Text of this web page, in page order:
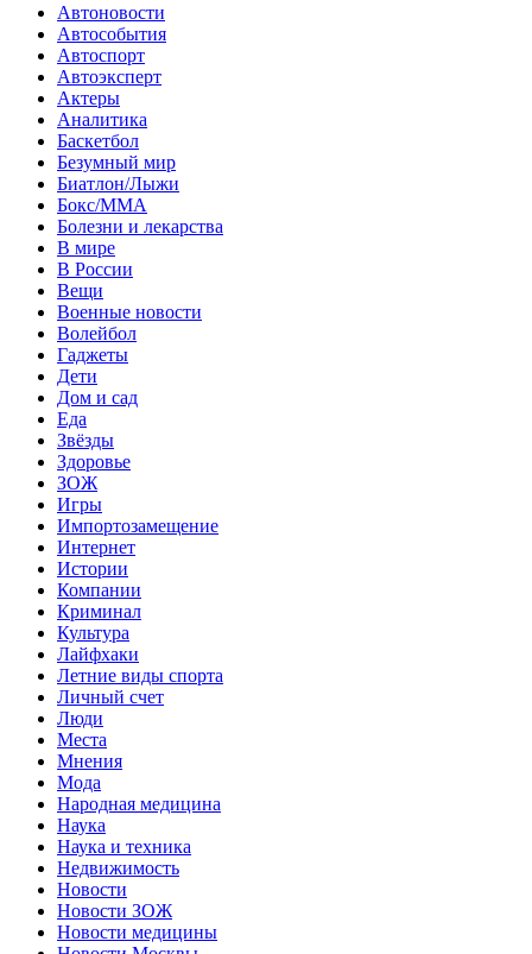
Автоновости
Автособытия
Автоспорт
Автоэксперт
Актеры
Аналитика
Баскетбол
Безумный мир
Биатлон/Лыжи
Бокс/MMA
Болезни и лекарства
В мире
В России
Вещи
Военные новости
Волейбол
Гаджеты
Дети
Дом и сад
Еда
Звёзды
Здоровье
ЗОЖ
Игры
Импортозамещение
Интернет
Истории
Компании
Криминал
Культура
Лайфхаки
Летние виды спорта
Личный счет
Люди
Места
Мнения
Мода
Народная медицина
Наука
Наука и техника
Недвижимость
Новости
Новости ЗОЖ
Новости медицины